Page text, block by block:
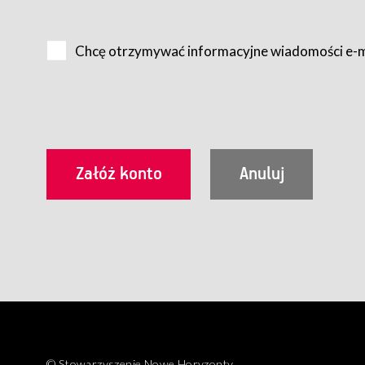
Usługobiorca przed rozpoczęciem korzystania z
utrwalenie i wydrukowanie.
§ 3
Korzystanie ze wszystkich aplikacji Serwisu może być
Chcę otrzymywać informacyjne wiadomości e-